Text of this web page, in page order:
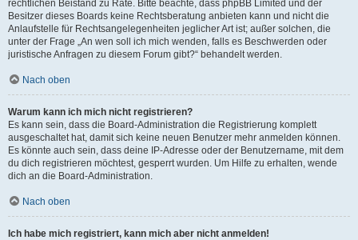
rechtlichen Beistand zu Rate. Bitte beachte, dass phpBB Limited und der
Besitzer dieses Boards keine Rechtsberatung anbieten kann und nicht die
Anlaufstelle für Rechtsangelegenheiten jeglicher Art ist; außer solchen, die
unter der Frage „An wen soll ich mich wenden, falls es Beschwerden oder
juristische Anfragen zu diesem Forum gibt?“ behandelt werden.
Nach oben
Warum kann ich mich nicht registrieren?
Es kann sein, dass die Board-Administration die Registrierung komplett
ausgeschaltet hat, damit sich keine neuen Benutzer mehr anmelden können.
Es könnte auch sein, dass deine IP-Adresse oder der Benutzername, mit dem
du dich registrieren möchtest, gesperrt wurden. Um Hilfe zu erhalten, wende
dich an die Board-Administration.
Nach oben
Ich habe mich registriert, kann mich aber nicht anmelden!